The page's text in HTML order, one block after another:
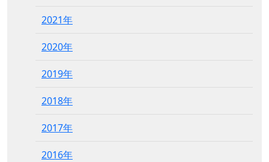
2021年
2020年
2019年
2018年
2017年
2016年